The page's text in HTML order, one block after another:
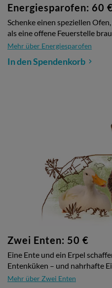
Energiesparofen: 60 €
Schenke einen speziellen
als eine offene Feuerstelle
Mehr über Energiesparofen
In den Spendenkorb
Zwei Enten: 50 €
Eine Ente und ein Erpel
Entenküken – und nahrhafte
Mehr über Zwei Enten